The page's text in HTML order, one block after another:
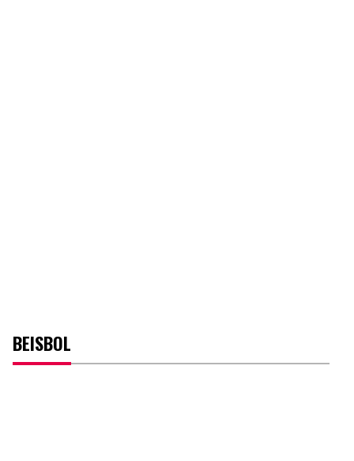
BEISBOL